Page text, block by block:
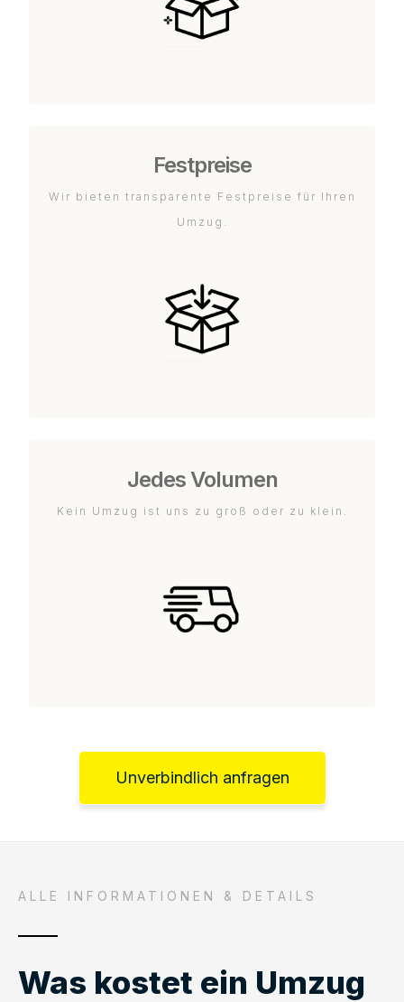
Festpreise
Wir bieten transparente Festpreise für Ihren
Umzug.
Jedes Volumen
Kein Umzug ist uns zu groß oder zu klein.
Unverbindlich anfragen
ALLE INFORMATIONEN & DETAILS
Was kostet ein Umzug